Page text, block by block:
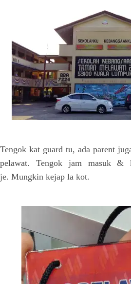
Tengok kat guard tu, ada parent
pelawat. Tengok jam masuk &
je. Mungkin kejap la kot.